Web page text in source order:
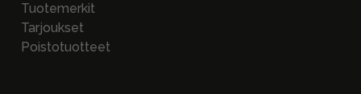
Tuotemerkit
Tarjoukset
Poistotuotteet